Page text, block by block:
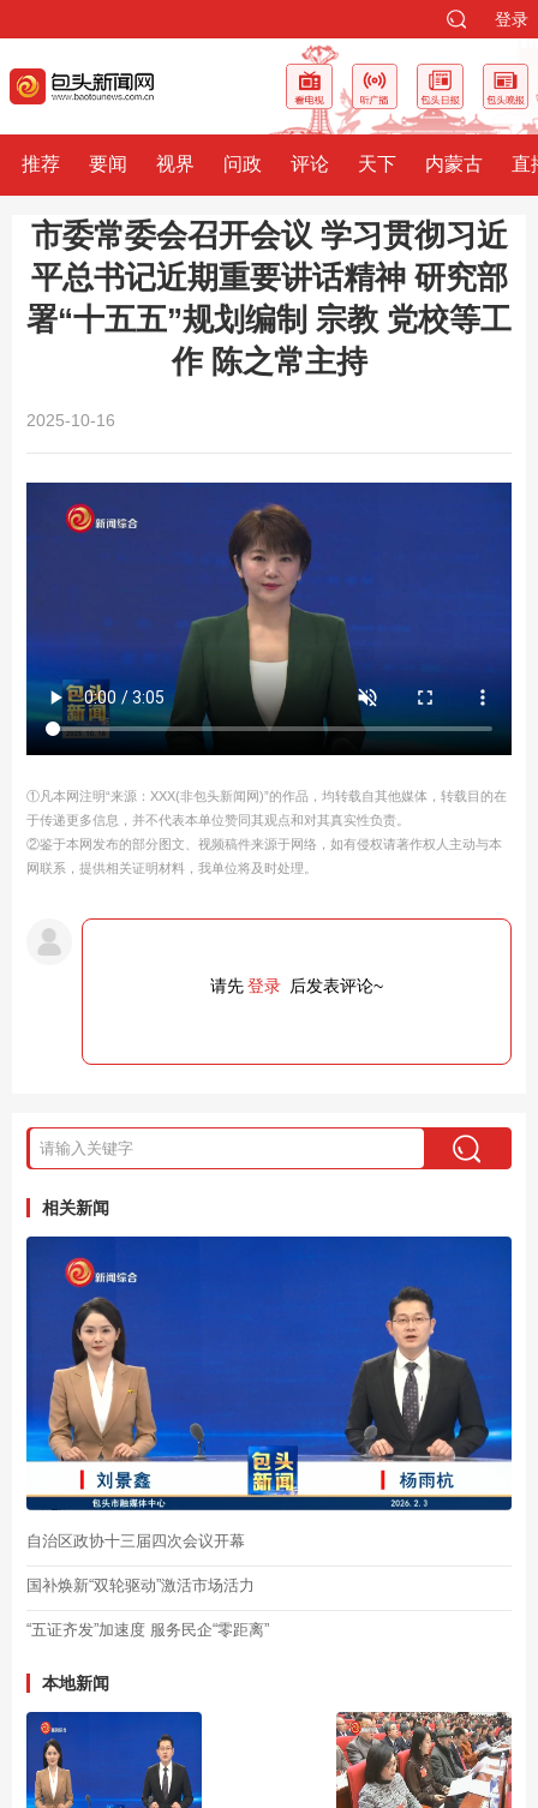
登录
推荐 要闻 视界 问政 评论 天下 内蒙古 直
市委常委会召开会议 学习贯彻习近
平总书记近期重要讲话精神 研究部
署“十五五”规划编制 宗教 党校等工
作 陈之常主持
2025-10-16
①凡本网注明“来源：XXX(非包头新闻网)”的作品，均转载自其他媒体，转载目的在
于传递更多信息，并不代表本单位赞同其观点和对其真实性负责。
②鉴于本网发布的部分图文、视频稿件来源于网络，如有侵权请著作权人主动与本
网联系，提供相关证明材料，我单位将及时处理。
请先登录 后发表评论~
相关新闻
自治区政协十三届四次会议开幕
国补焕新“双轮驱动”激活市场活力
“五证齐发”加速度 服务民企“零距离”
本地新闻